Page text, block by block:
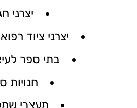
יצרני
יצרני ציוד
בתי ספר
חנויות
מעצבי